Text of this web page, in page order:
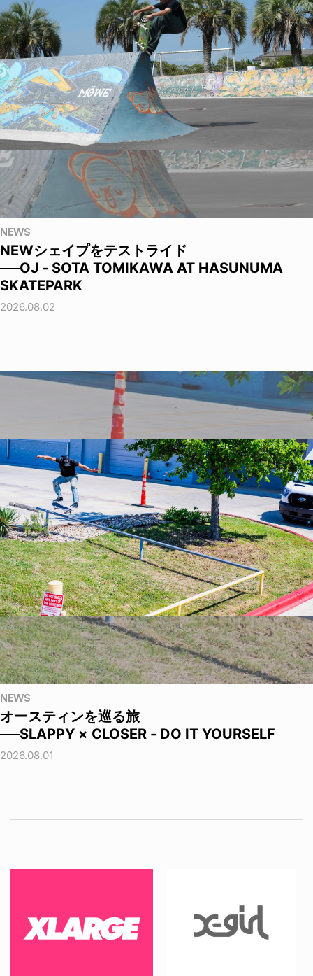
NEWS
NEWシェイプをテストライド
──OJ - SOTA TOMIKAWA AT HASUNUMA
SKATEPARK
2026.08.02
NEWS
オースティンを巡る旅
──SLAPPY × CLOSER - DO IT YOURSELF
2026.08.01